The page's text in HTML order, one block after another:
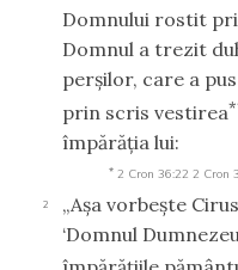
Domnului rostit
Domnul a trezit
perşilor, care a
prin scris vestirea
împărăţia lui:
* 2 Cron 36:22 2 Cron
2
„Aşa vorbeşte
‘Domnul